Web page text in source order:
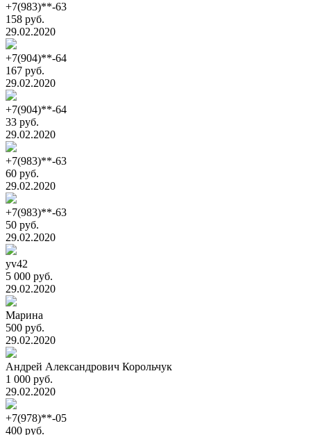
+7(983)**-63
158 руб.
29.02.2020
+7(904)**-64
167 руб.
29.02.2020
+7(904)**-64
33 руб.
29.02.2020
+7(983)**-63
60 руб.
29.02.2020
+7(983)**-63
50 руб.
29.02.2020
yv42
5 000 руб.
29.02.2020
Марина
500 руб.
29.02.2020
Андрей Александрович Корольчук
1 000 руб.
29.02.2020
+7(978)**-05
400 руб.